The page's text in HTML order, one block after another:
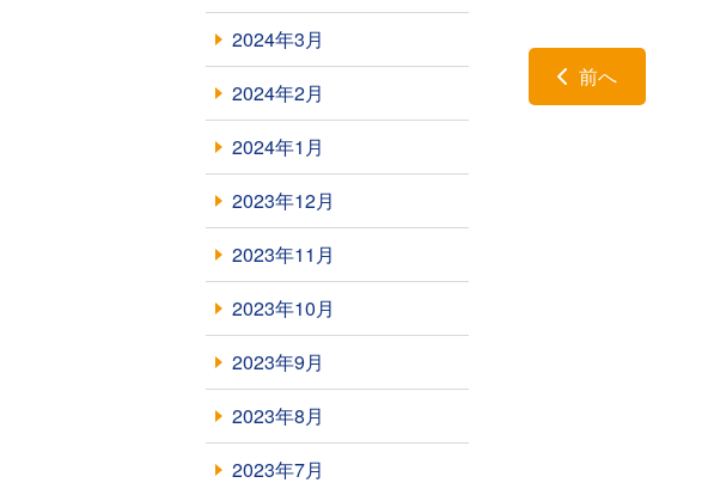
前へ
2024年3月
2024年2月
2024年1月
2023年12月
2023年11月
2023年10月
2023年9月
2023年8月
2023年7月